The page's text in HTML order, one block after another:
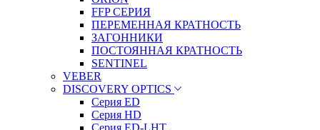
FFP СЕРИЯ
ПЕРЕМЕННАЯ КРАТНОСТЬ
ЗАГОННИКИ
ПОСТОЯННАЯ КРАТНОСТЬ
SENTINEL
VEBER
DISCOVERY OPTICS
Серия ED
Серия HD
Серия ED-LHT